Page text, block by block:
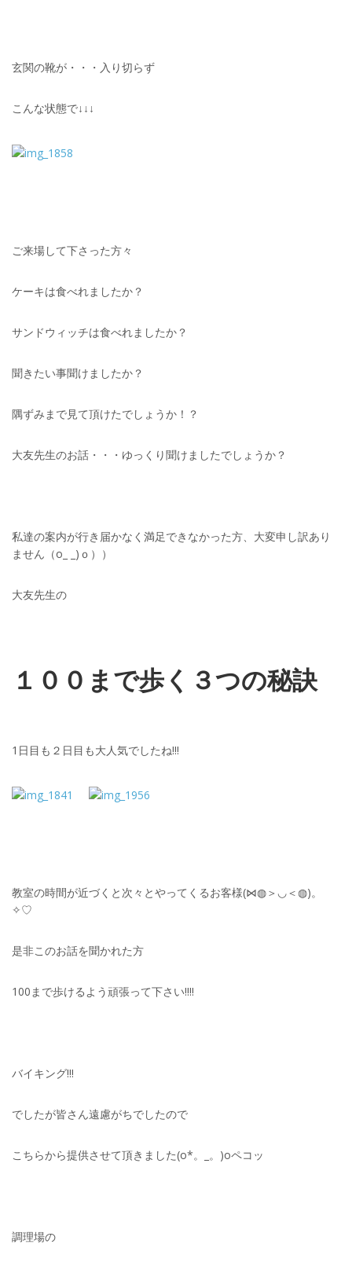
玄関の靴が・・・入り切らず
こんな状態で↓↓↓
ご来場して下さった方々
ケーキは食べれましたか？
サンドウィッチは食べれましたか？
聞きたい事聞けましたか？
隅ずみまで見て頂けたでしょうか！？
大友先生のお話・・・ゆっくり聞けましたでしょうか？
私達の案内が行き届かなく満足できなかった方、大変申し訳あり
ません（o_ _)ｏ））
大友先生の
１００まで歩く３つの秘訣
1日目も２日目も大人気でしたね!!!
教室の時間が近づくと次々とやってくるお客様(⋈◍＞◡＜◍)。
✧♡
是非このお話を聞かれた方
100まで歩けるよう頑張って下さい!!!!
バイキング!!!
でしたが皆さん遠慮がちでしたので
こちらから提供させて頂きました(o*。_。)oペコッ
調理場の